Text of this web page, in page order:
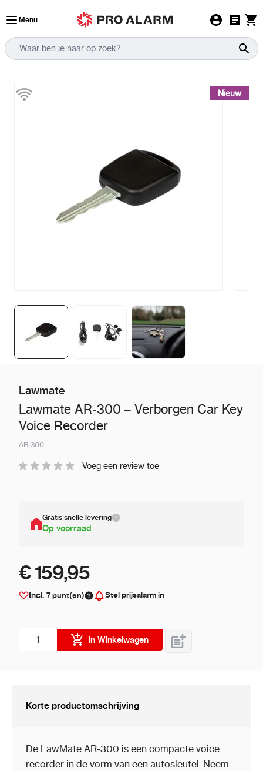
Menu
Nieuw
Lawmate
Lawmate AR‑300 – Verborgen Car Key
Voice Recorder
AR‑300
Voeg een review toe
Gratis snelle levering
Op voorraad
€ 159,95
Incl. 7punt(en) Stel prijsalarm in
In Winkelwagen
Korte productomschrijving
De LawMate AR-300 is een compacte voice
recorder in de vorm van een autosleutel. Neem